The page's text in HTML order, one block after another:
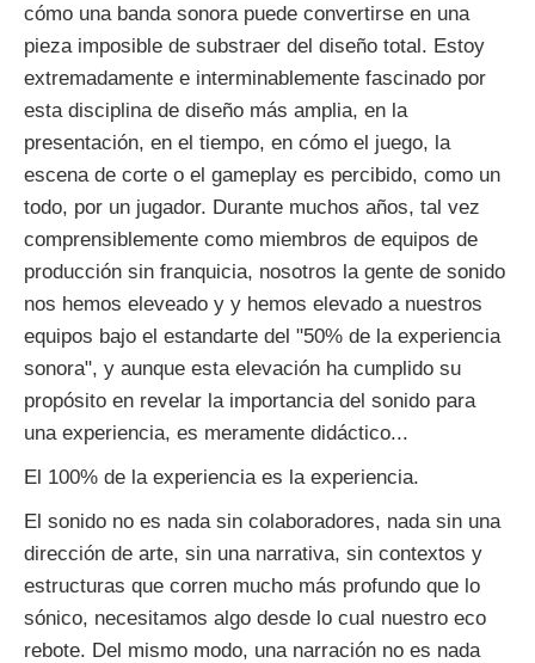
cómo una banda sonora puede convertirse en una
pieza imposible de substraer del diseño total. Estoy
extremadamente e interminablemente fascinado por
esta disciplina de diseño más amplia, en la
presentación, en el tiempo, en cómo el juego, la
escena de corte o el gameplay es percibido, como un
todo, por un jugador. Durante muchos años, tal vez
comprensiblemente como miembros de equipos de
producción sin franquicia, nosotros la gente de sonido
nos hemos eleveado y y hemos elevado a nuestros
equipos bajo el estandarte del "50% de la experiencia
sonora", y aunque esta elevación ha cumplido su
propósito en revelar la importancia del sonido para
una experiencia, es meramente didáctico...
El 100% de la experiencia es la experiencia.
El sonido no es nada sin colaboradores, nada sin una
dirección de arte, sin una narrativa, sin contextos y
estructuras que corren mucho más profundo que lo
sónico, necesitamos algo desde lo cual nuestro eco
rebote. Del mismo modo, una narración no es nada